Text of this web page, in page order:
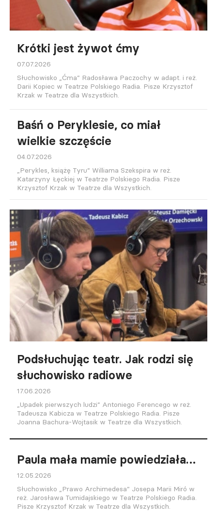
Krótki jest żywot ćmy
07.07.2026
Słuchowisko „Ćma” Radosława Paczochy w adapt. i reż.
Darii Kopiec w Teatrze Polskiego Radia. Pisze Krzysztof
Krzak w Teatrze dla Wszystkich.
Baśń o Peryklesie, co miał
wielkie szczęście
04.07.2026
„Perykles, książę Tyru” Williama Szekspira w reż.
Katarzyny Łęckiej w Teatrze Polskiego Radia. Pisze
Krzysztof Krzak w Teatrze dla Wszystkich.
Podsłuchując teatr. Jak rodzi się
słuchowisko radiowe
17.06.2026
„Upadek pierwszych ludzi” Antoniego Ferencego w reż.
Tadeusza Kabicza w Teatrze Polskiego Radia. Pisze
Joanna Bachura-Wojtasik w Teatrze dla Wszystkich.
Paula mała mamie powiedziała…
12.05.2026
Słuchowisko „Prawo Archimedesa” Josepa Marii Miró w
reż. Jarosława Tumidajskiego w Teatrze Polskiego Radia.
Pisze Krzysztof Krzak w Teatrze dla Wszystkich.